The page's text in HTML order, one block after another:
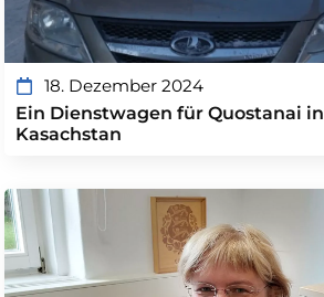
18. Dezember 2024
Ein Dienstwagen für Quostanai in
Kasachstan